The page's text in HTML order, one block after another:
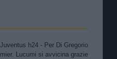
h24 - Per Di Gregorio
Lucumi si avvicina grazie